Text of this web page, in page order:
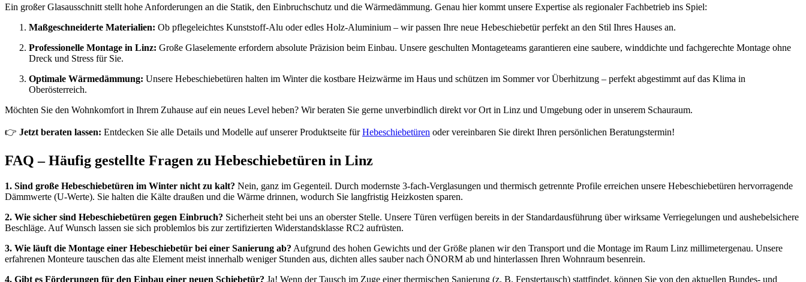
Ein großer Glasausschnitt stellt hohe Anforderungen an die Statik, den Einbruchschutz und die Wärmedämmung. Genau hier kommt unsere Expertise als regionaler Fachbetrieb ins Spiel:
Maßgeschneiderte Materialien: Ob pflegeleichtes Kunststoff-Alu oder edles Holz-Aluminium – wir passen Ihre neue Hebeschiebetür perfekt an den Stil Ihres Hauses an.
Professionelle Montage in Linz: Große Glaselemente erfordern absolute Präzision beim Einbau. Unsere geschulten Montageteams garantieren eine saubere, winddichte und fachgerechte Montage ohne
Dreck und Stress für Sie.
Optimale Wärmedämmung: Unsere Hebeschiebetüren halten im Winter die kostbare Heizwärme im Haus und schützen im Sommer vor Überhitzung – perfekt abgestimmt auf das Klima in
Oberösterreich.
Möchten Sie den Wohnkomfort in Ihrem Zuhause auf ein neues Level heben? Wir beraten Sie gerne unverbindlich direkt vor Ort in Linz und Umgebung oder in unserem Schauraum.
👉 Jetzt beraten lassen: Entdecken Sie alle Details und Modelle auf unserer Produktseite fürHebeschiebetüren oder vereinbaren Sie direkt Ihren persönlichen Beratungstermin!
FAQ – Häufig gestellte Fragen zu Hebeschiebetüren in Linz
1. Sind große Hebeschiebetüren im Winter nicht zu kalt? Nein, ganz im Gegenteil. Durch modernste 3-fach-Verglasungen und thermisch getrennte Profile erreichen unsere Hebeschiebetüren hervorragende
Dämmwerte (U-Werte). Sie halten die Kälte draußen und die Wärme drinnen, wodurch Sie langfristig Heizkosten sparen.
2. Wie sicher sind Hebeschiebetüren gegen Einbruch? Sicherheit steht bei uns an oberster Stelle. Unsere Türen verfügen bereits in der Standardausführung über wirksame Verriegelungen und aushebelsichere
Beschläge. Auf Wunsch lassen sie sich problemlos bis zur zertifizierten Widerstandsklasse RC2 aufrüsten.
3. Wie läuft die Montage einer Hebeschiebetür bei einer Sanierung ab? Aufgrund des hohen Gewichts und der Größe planen wir den Transport und die Montage im Raum Linz millimetergenau. Unsere
erfahrenen Monteure tauschen das alte Element meist innerhalb weniger Stunden aus, dichten alles sauber nach ÖNORM ab und hinterlassen Ihren Wohnraum besenrein.
4. Gibt es Förderungen für den Einbau einer neuen Schiebetür? Ja! Wenn der Tausch im Zuge einer thermischen Sanierung (z. B. Fenstertausch) stattfindet, können Sie von den aktuellen Bundes- und